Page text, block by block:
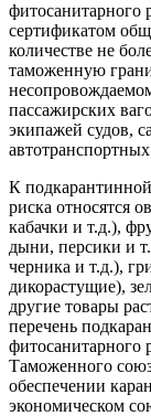
фитосанитарного
сертификатом
количестве не
таможенную
пассажирских
экипажей судов,
автотранспортных
К
риска относятся
кабачки и т.д.),
дыни, персики и
черника и т.д.),
дикорастущие),
другие товары
перечень
фитосанитарного
Таможенного
обеспечении
экономическом